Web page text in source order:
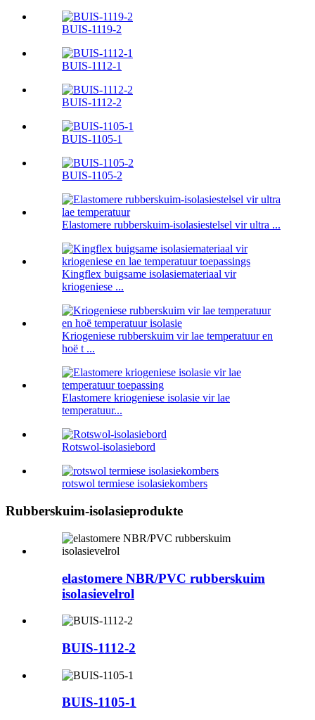
BUIS-1119-2
BUIS-1112-1
BUIS-1112-2
BUIS-1105-1
BUIS-1105-2
Elastomere rubberskuim-isolasiestelsel vir ultra ...
Kingflex buigsame isolasiemateriaal vir
kriogeniese ...
Kriogeniese rubberskuim vir lae temperatuur en
hoë t ...
Elastomere kriogeniese isolasie vir lae
temperatuur...
Rotswol-isolasiebord
rotswol termiese isolasiekombers
Rubberskuim-isolasieprodukte
elastomere NBR/PVC rubberskuim
isolasievelrol
BUIS-1112-2
BUIS-1105-1